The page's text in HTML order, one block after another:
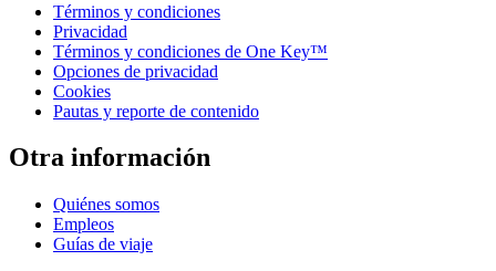
Términos y condiciones
Privacidad
Términos y condiciones de One Key™
Opciones de privacidad
Cookies
Pautas y reporte de contenido
Otra información
Quiénes somos
Empleos
Guías de viaje